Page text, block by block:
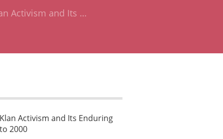
Activism and Its …
Activism and Its Enduring
2000